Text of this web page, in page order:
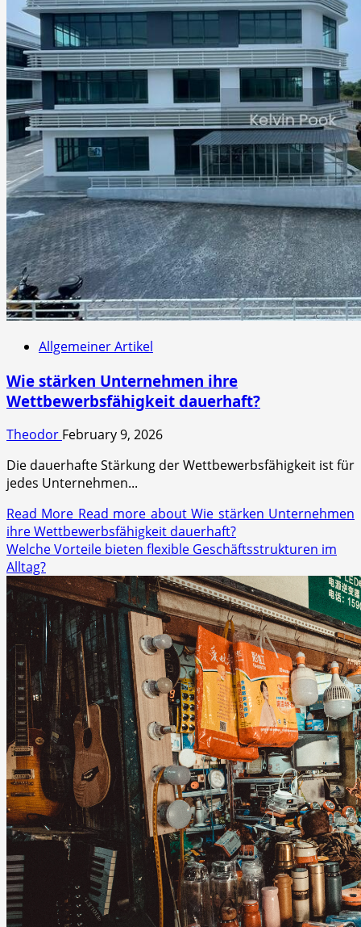
Allgemeiner Artikel
Wie stärken Unternehmen ihre
Wettbewerbsfähigkeit dauerhaft?
Theodor February 9, 2026
Die dauerhafte Stärkung der Wettbewerbsfähigkeit ist für
jedes Unternehmen...
Read More Read more about Wie stärken Unternehmen
ihre Wettbewerbsfähigkeit dauerhaft?
Welche Vorteile bieten flexible Geschäftsstrukturen im
Alltag?